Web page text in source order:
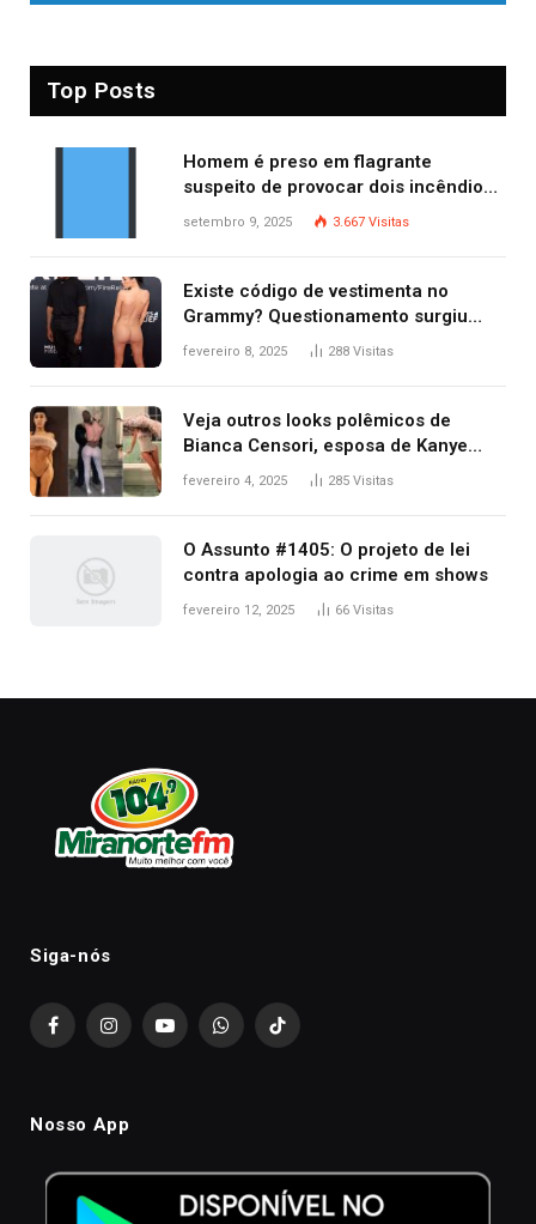
Top Posts
Homem é preso em flagrante
suspeito de provocar dois incêndios
criminosos no mesmo dia
setembro 9, 2025 3.667 Visitas
Existe código de vestimenta no
Grammy? Questionamento surgiu
após Bianca Censori, mulher de
fevereiro 8, 2025 288 Visitas
Veja outros looks polêmicos de
Bianca Censori, esposa de Kanye
West que apareceu nua no Grammy
fevereiro 4, 2025 285 Visitas
O Assunto #1405: O projeto de lei
contra apologia ao crime em shows
fevereiro 12, 2025 66 Visitas
Siga-nós
FacebookInstagramYouTubeWhatsAppTikTok
Nosso App